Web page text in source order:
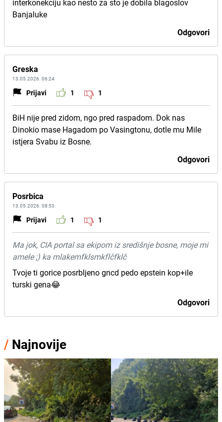
interkonekciju kao nesto za sto je dobila blagoslov
Banjaluke
Odgovori
Greska
13.05.2026. 06:24
Prijavi 1 1
BiH nije pred zidom, ngo pred raspadom. Dok nas
Dinokio mase Hagadom po Vasingtonu, dotle mu Mile
istjera Svabu iz Bosne.
Odgovori
Posrbica
13.05.2026. 08:53
Prijavi 1 1
Ma jok, CIA portal sa ekipom iz središnje bosne, moje mi
amele ;) ka mlakemfklsmkflčfklč
Tvoje ti gorice posrbljeno gncd pedo epstein kop+ile
turski gena😂
Odgovori
/ Najnovije